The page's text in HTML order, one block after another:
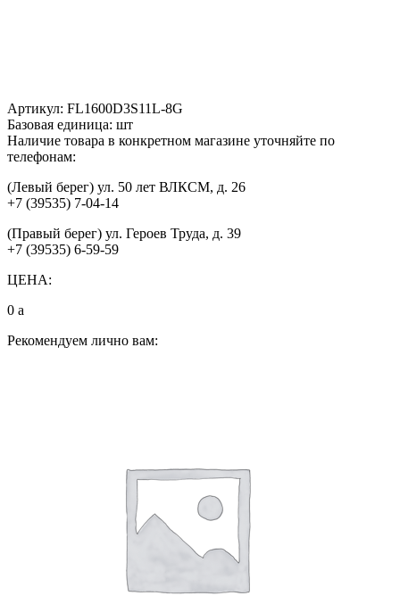
Артикул: FL1600D3S11L-8G
Базовая единица: шт
Наличие товара в конкретном магазине уточняйте по
телефонам:
(Левый берег) ул. 50 лет ВЛКСМ, д. 26
+7 (39535) 7-04-14
(Правый берег) ул. Героев Труда, д. 39
+7 (39535) 6-59-59
ЦЕНА:
0 a
Рекомендуем лично вам: